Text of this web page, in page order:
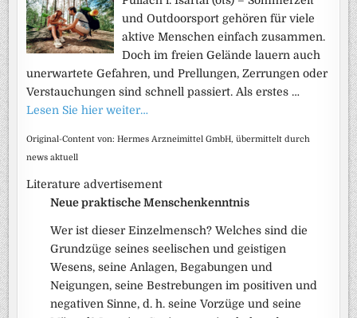
und Outdoorsport gehören für viele
aktive Menschen einfach zusammen.
Doch im freien Gelände lauern auch
unerwartete Gefahren, und Prellungen, Zerrungen oder
Verstauchungen sind schnell passiert. Als erstes …
Lesen Sie hier weiter…
Original-Content von: Hermes Arzneimittel GmbH, übermittelt durch
news aktuell
Literature advertisement
Neue praktische Menschenkenntnis
Wer ist dieser Einzelmensch? Welches sind die
Grundzüge seines seelischen und geistigen
Wesens, seine Anlagen, Begabungen und
Neigungen, seine Bestrebungen im positiven und
negativen Sinne, d. h. seine Vorzüge und seine